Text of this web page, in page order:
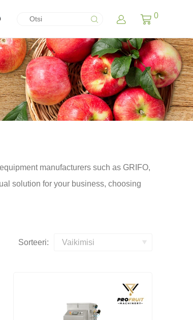
0
manufacturers such as GRIFO,
solution for your business, choosing
Sorteeri: